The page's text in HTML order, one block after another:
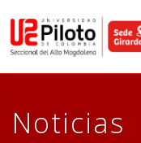
Noticias